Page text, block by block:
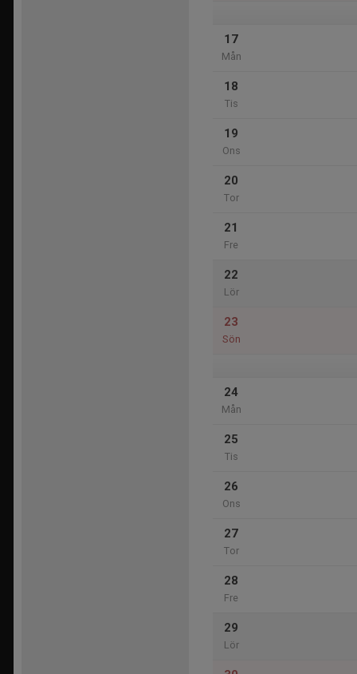
17
Mån
18
Tis
19
Ons
20
Tor
21
Fre
22
Lör
23
Sön
24
Mån
25
Tis
26
Ons
27
Tor
28
Fre
29
Lör